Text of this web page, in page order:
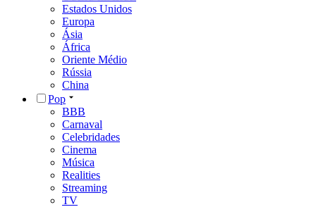
Estados Unidos
Europa
Ásia
África
Oriente Médio
Rússia
China
Pop
BBB
Carnaval
Celebridades
Cinema
Música
Realities
Streaming
TV